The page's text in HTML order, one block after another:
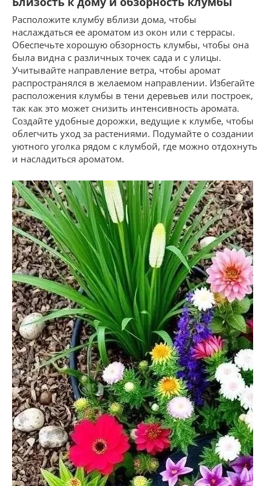
Расположите клумбу вблизи дома, чтобы
наслаждаться ее ароматом из окон или с террасы.
Обеспечьте хорошую обзорность клумбы, чтобы она
была видна с различных точек сада и с улицы.
Учитывайте направление ветра, чтобы аромат
распространялся в желаемом направлении. Избегайте
расположения клумбы в тени деревьев или построек,
так как это может снизить интенсивность аромата.
Создайте удобные дорожки, ведущие к клумбе, чтобы
облегчить уход за растениями. Подумайте о создании
уютного уголка рядом с клумбой, где можно отдохнуть
и насладиться ароматом.